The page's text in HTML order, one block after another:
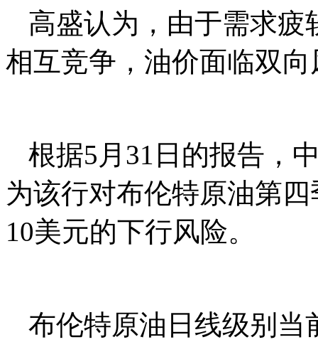
高盛认为，由于需求疲
相互竞争，油价面临双向
根据5月31日的报告，
为该行对布伦特原油第
10美元的下行风险。
布伦特原油日线级别当